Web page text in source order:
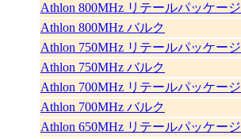
Athlon 800MHz リテールパッケージ
Athlon 800MHz バルク
Athlon 750MHz リテールパッケージ
Athlon 750MHz バルク
Athlon 700MHz リテールパッケージ
Athlon 700MHz バルク
Athlon 650MHz リテールパッケージ